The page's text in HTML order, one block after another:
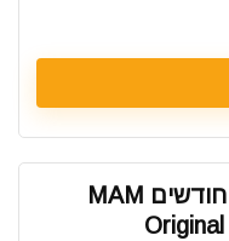
מוצץ מאמ 0-6 חודשים MAM